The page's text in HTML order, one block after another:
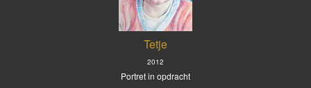
Tetje
2012
Portret in opdracht